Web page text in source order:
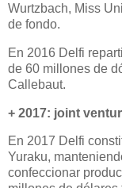
Wurtzbach, Miss
de fondo.
En 2016 Delfi
de 60 millones de
Callebaut.
+ 2017: joint
En 2017 Delfi
Yuraku,
confeccionar